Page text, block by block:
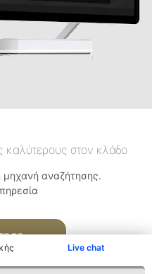
Live chat
καλύτερους στον κλάδο
μηχανή αναζήτησης.